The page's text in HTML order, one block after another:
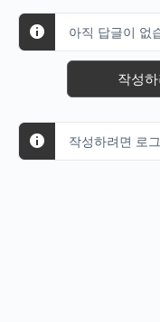
아직 답글이 없
작성
작성하려면 로